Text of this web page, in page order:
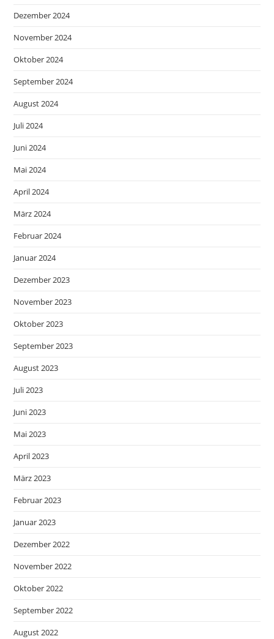
Dezember 2024
November 2024
Oktober 2024
September 2024
August 2024
Juli 2024
Juni 2024
Mai 2024
April 2024
März 2024
Februar 2024
Januar 2024
Dezember 2023
November 2023
Oktober 2023
September 2023
August 2023
Juli 2023
Juni 2023
Mai 2023
April 2023
März 2023
Februar 2023
Januar 2023
Dezember 2022
November 2022
Oktober 2022
September 2022
August 2022